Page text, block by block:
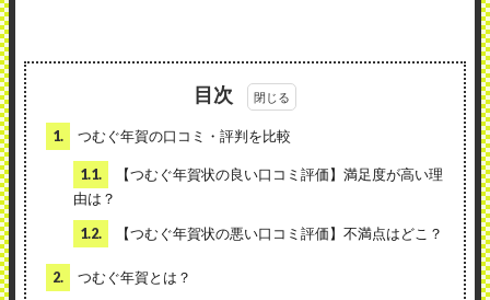
目次
1. つむぐ年賀の口コミ・評判を比較
1.1.
【つむぐ年賀状の良い口コミ評価】満足度が高い理
由は？
1.2.
【つむぐ年賀状の悪い口コミ評価】不満点はどこ？
2. つむぐ年賀とは？